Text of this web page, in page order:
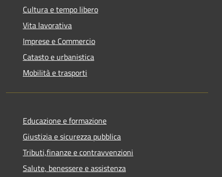
Cultura e tempo libero
Vita lavorativa
Imprese e Commercio
Catasto e urbanistica
Mobilità e trasporti
Educazione e formazione
Giustizia e sicurezza pubblica
Tributi,finanze e contravvenzioni
Salute, benessere e assistenza